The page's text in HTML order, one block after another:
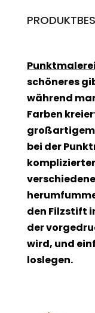
Punktmalerei
schöneres
während
Farben
großartigem
bei der
den Filzstift
der
wird, und
loslegen.